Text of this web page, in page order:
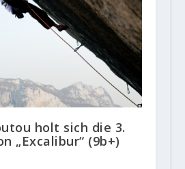
holt sich die 3.
„Excalibur“ (9b+)